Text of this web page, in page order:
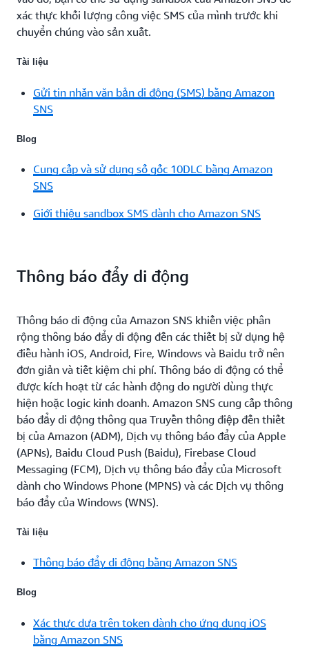
xác thực khối lượng công việc SMS của mình trước khi
chuyển chúng vào sản xuất.
Tài liệu
Gửi tin nhắn văn bản di động (SMS) bằng Amazon
SNS
Blog
Cung cấp và sử dụng số gốc 10DLC bằng Amazon
SNS
Giới thiệu sandbox SMS dành cho Amazon SNS
Thông báo đẩy di động
Thông báo di động của Amazon SNS khiến việc phân
rộng thông báo đẩy di động đến các thiết bị sử dụng hệ
điều hành iOS, Android, Fire, Windows và Baidu trở nên
đơn giản và tiết kiệm chi phí. Thông báo di động có thể
được kích hoạt từ các hành động do người dùng thực
hiện hoặc logic kinh doanh. Amazon SNS cung cấp thông
báo đẩy di động thông qua Truyền thông điệp đến thiết
bị của Amazon (ADM), Dịch vụ thông báo đẩy của Apple
(APNs), Baidu Cloud Push (Baidu), Firebase Cloud
Messaging (FCM), Dịch vụ thông báo đẩy của Microsoft
dành cho Windows Phone (MPNS) và các Dịch vụ thông
báo đẩy của Windows (WNS).
Tài liệu
Thông báo đẩy di động bằng Amazon SNS
Blog
Xác thực dựa trên token dành cho ứng dụng iOS
bằng Amazon SNS